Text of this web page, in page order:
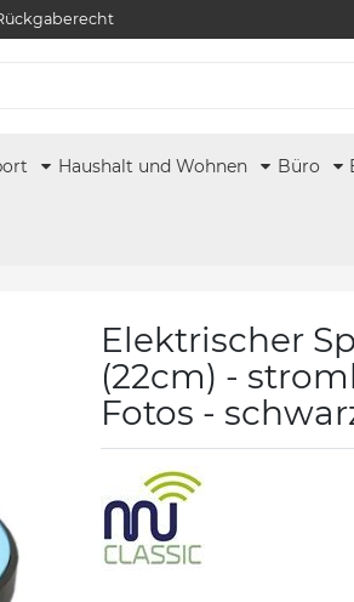
Haushalt und Wohnen Büro
Elektrischer
(22cm) -
Fotos -